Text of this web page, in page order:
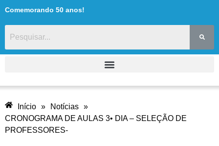
Comemorando 50 anos!
Início » Notícias »
CRONOGRAMA DE AULAS 3• DIA – SELEÇÃO DE
PROFESSORES-